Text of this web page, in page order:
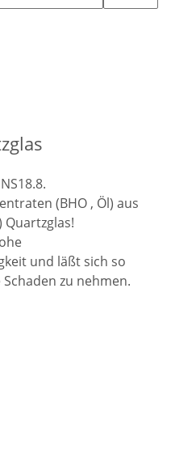
(BHO , Öl) aus
Quartzglas!
und läßt sich so
zu nehmen.